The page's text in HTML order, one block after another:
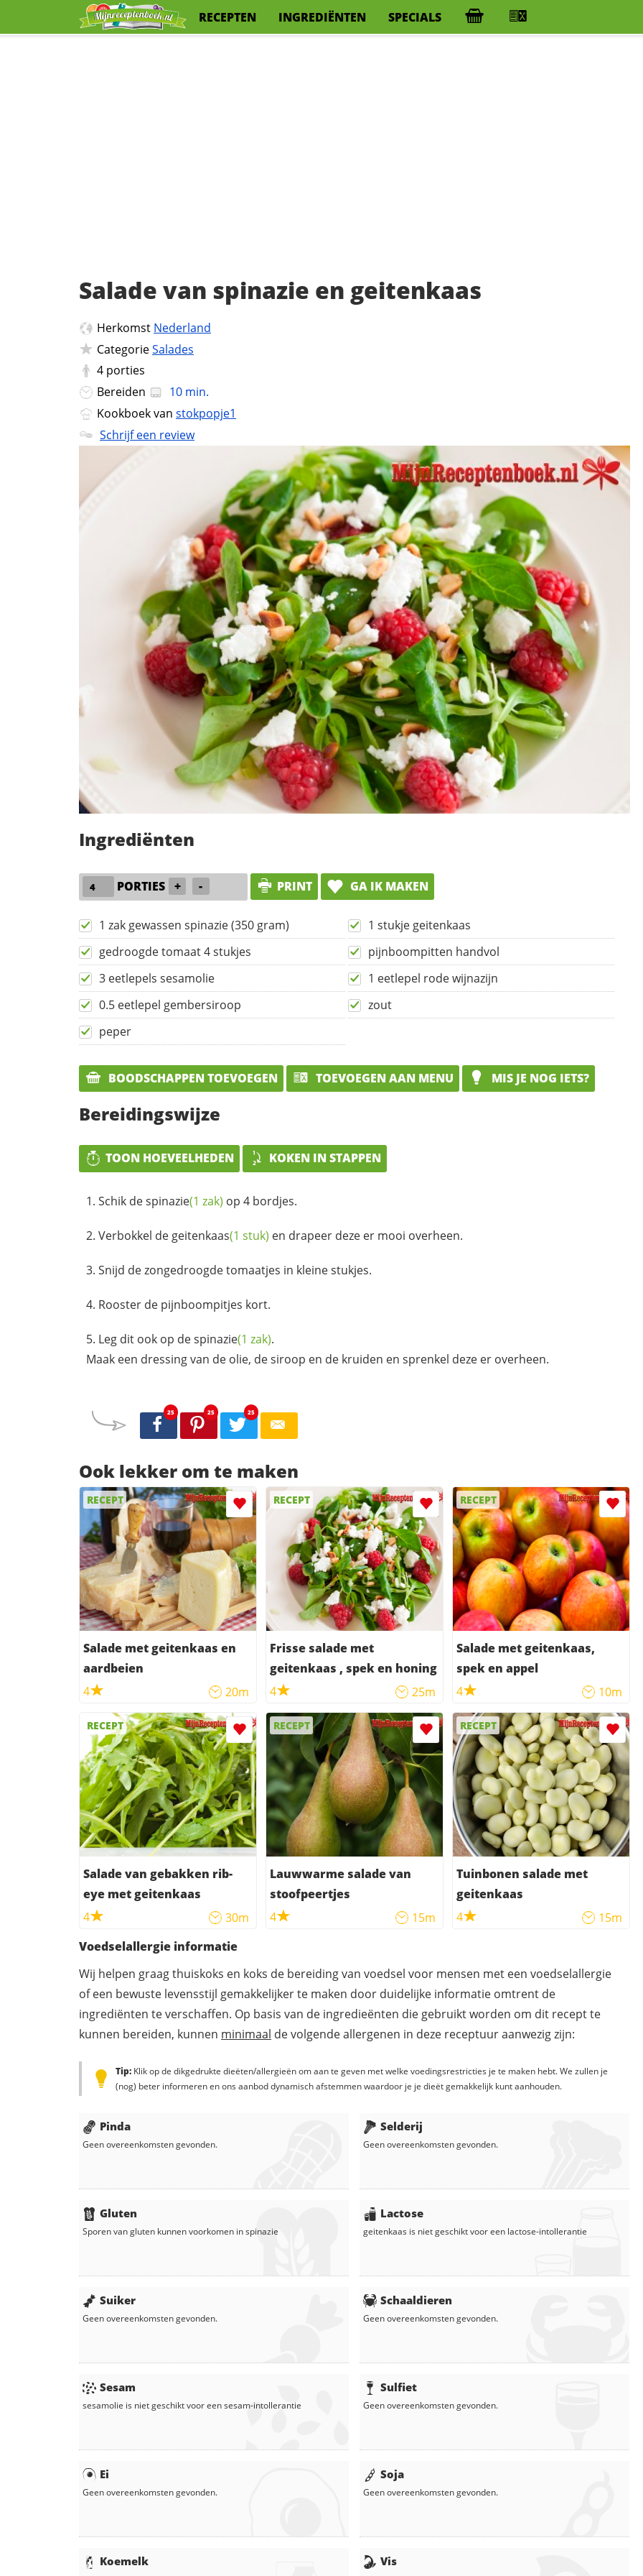
RECEPTEN INGREDIËNTEN SPECIALS
Salade van spinazie en geitenkaas
Herkomst Nederland
CategorieSalades
4 porties
Bereiden
10 min.
Kookboek van stokpopje1
Schrijf een review
Ingrediënten
PORTIES + - PRINT GA IK MAKEN
1 zak gewassen spinazie (350 gram)
1 stukje geitenkaas
gedroogde tomaat 4 stukjes
pijnboompitten handvol
3 eetlepels sesamolie
1 eetlepel rode wijnazijn
0.5 eetlepel gembersiroop
zout
peper
BOODSCHAPPEN TOEVOEGEN TOEVOEGEN AAN MENU MIS JE NOG IETS?
Bereidingswijze
TOON HOEVEELHEDEN KOKEN IN STAPPEN
Schik despinazie(1 zak) op 4 bordjes.
Verbokkel de geitenkaas(1 stuk) en drapeer deze er mooi overheen.
Snijd de zongedroogde tomaatjes in kleine stukjes.
Rooster de pijnboompitjes kort.
Leg dit ook op despinazie(1 zak).
Maak een dressing van de olie, de siroop en de kruiden en sprenkel deze er overheen.
25 25 25
Ook lekker om te maken
RECEPT
Salade met geitenkaas en
aardbeien
4
20m
RECEPT
Frisse salade met
geitenkaas , spek en honing
4
25m
RECEPT
Salade met geitenkaas,
spek en appel
4
10m
RECEPT
Salade van gebakken rib-
eye met geitenkaas
4
30m
RECEPT
Lauwwarme salade van
stoofpeertjes
4
15m
RECEPT
Tuinbonen salade met
geitenkaas
4
15m
Voedselallergie informatie
Wij helpen graag thuiskoks en koks de bereiding van voedsel voor mensen met een voedselallergie
of een bewuste levensstijl gemakkelijker te maken door duidelijke informatie omtrent de
ingrediënten te verschaffen. Op basis van de ingredieënten die gebruikt worden om dit recept te
kunnen bereiden, kunnen minimaal de volgende allergenen in deze receptuur aanwezig zijn:
Tip: Klik op de dikgedrukte dieëten/allergieën om aan te geven met welke voedingsrestricties je te maken hebt. We zullen je
(nog) beter informeren en ons aanbod dynamisch afstemmen waardoor je je dieët gemakkelijk kunt aanhouden.
Pinda
Geen overeenkomsten gevonden.
Gluten
Sporen van gluten kunnen voorkomen inspinazie
Suiker
Geen overeenkomsten gevonden.
Sesam
sesamolie is niet geschikt voor een sesam-intollerantie
Ei
Geen overeenkomsten gevonden.
Koemelk
Selderij
Geen overeenkomsten gevonden.
Lactose
geitenkaas is niet geschikt voor een lactose-intollerantie
Schaaldieren
Geen overeenkomsten gevonden.
Sulfiet
Geen overeenkomsten gevonden.
Soja
Geen overeenkomsten gevonden.
Vis